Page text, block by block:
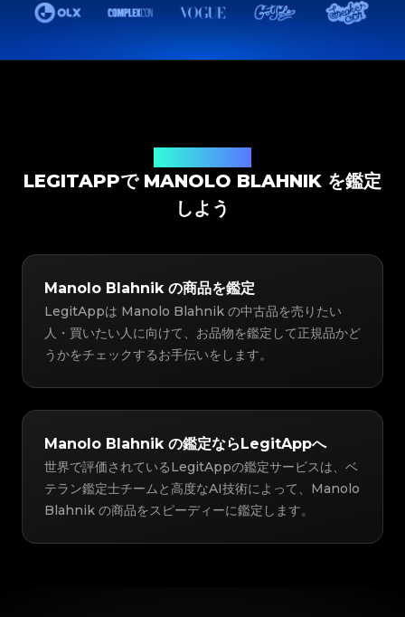
LEGITAPPで MANOLO BLAHNIK を鑑定
しよう
Manolo Blahnik の商品を鑑定
LegitAppは Manolo Blahnik の中古品を売りたい
人・買いたい人に向けて、お品物を鑑定して正規品かど
うかをチェックするお手伝いをします。
Manolo Blahnik の鑑定ならLegitAppへ
世界で評価されているLegitAppの鑑定サービスは、ベ
テラン鑑定士チームと高度なAI技術によって、Manolo
Blahnik の商品をスピーディーに鑑定します。